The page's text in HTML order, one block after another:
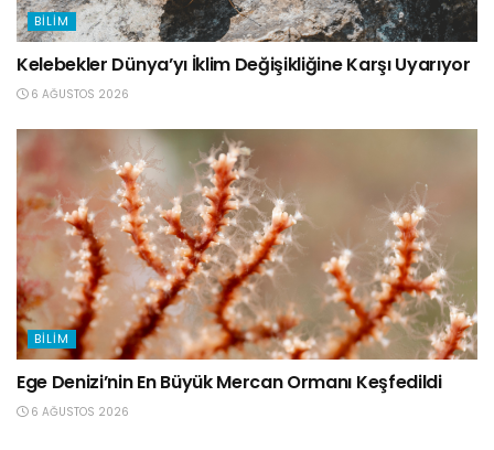
BILIM
Kelebekler Dünya’yı İklim Değişikliğine Karşı Uyarıyor
6 AĞUSTOS 2026
BILIM
Ege Denizi’nin En Büyük Mercan Ormanı Keşfedildi
6 AĞUSTOS 2026